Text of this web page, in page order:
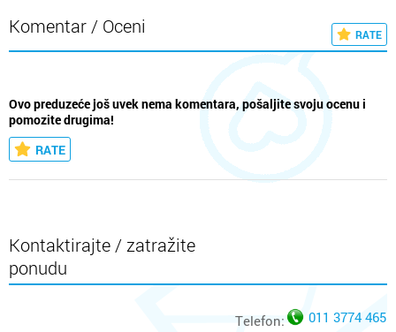
Komentar / Oceni RATE
Ovo preduzeće još uvek nema komentara, pošaljite svoju ocenu i
pomozite drugima!
RATE
Kontaktirajte / zatražite
ponudu
Telefon: 011 3774 465